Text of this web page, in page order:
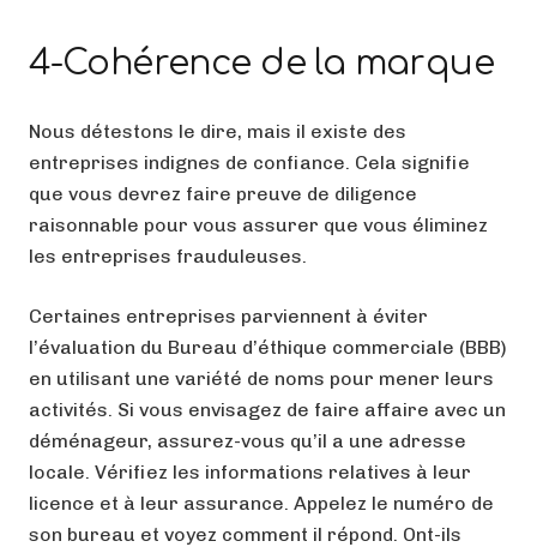
4-Cohérence de la marque
Nous détestons le dire, mais il existe des
entreprises indignes de confiance. Cela signifie
que vous devrez faire preuve de diligence
raisonnable pour vous assurer que vous éliminez
les entreprises frauduleuses.
Certaines entreprises parviennent à éviter
l’évaluation du Bureau d’éthique commerciale (BBB)
en utilisant une variété de noms pour mener leurs
activités. Si vous envisagez de faire affaire avec un
déménageur, assurez-vous qu’il a une adresse
locale. Vérifiez les informations relatives à leur
licence et à leur assurance. Appelez le numéro de
son bureau et voyez comment il répond. Ont-ils